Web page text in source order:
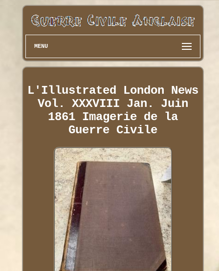
MENU
L'Illustrated London News
Vol. XXXVIII Jan. Juin
1861 Imagerie de la
Guerre Civile